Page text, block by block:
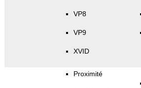
VP8
VP9
XVID
Proximité